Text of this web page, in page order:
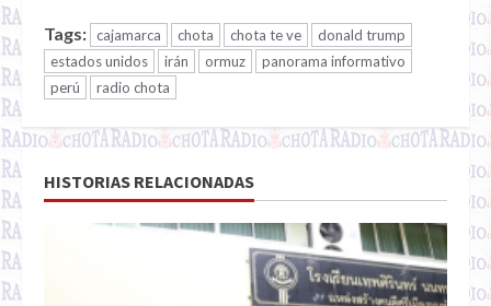
Tags: cajamarca chota chota te ve
donald trump
estados unidos
irán ormuz
panorama informativo
perú
radio chota
HISTORIAS RELACIONADAS